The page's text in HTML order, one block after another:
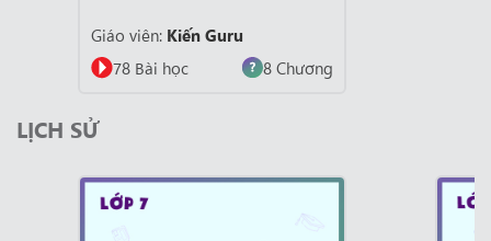
Giáo viên: Kiến Guru
78 Bài học
8 Chương
LỊCH SỬ